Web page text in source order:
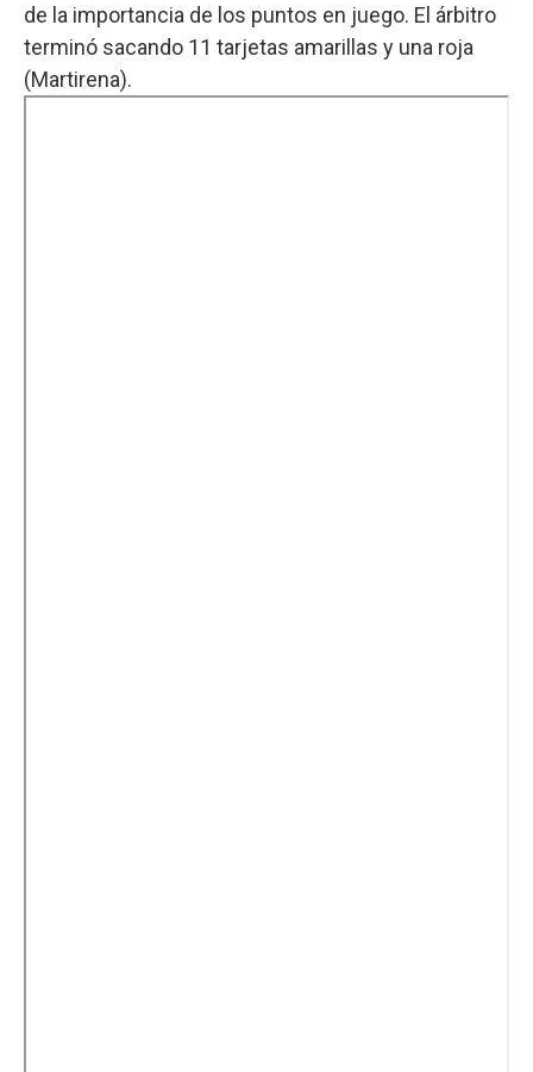
de la importancia de los puntos en juego. El árbitro
terminó sacando 11 tarjetas amarillas y una roja
(Martirena).